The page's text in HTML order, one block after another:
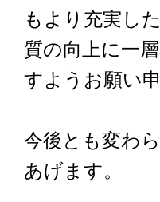
もより充実し
質の向上に一
すようお願い
今後とも変わ
あげます。